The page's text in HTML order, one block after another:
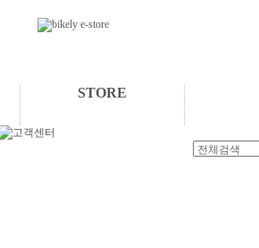
STORE